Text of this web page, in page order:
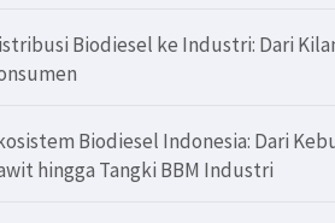
Biodiesel ke Industri: Dari
Biodiesel Indonesia: Dari
hingga Tangki BBM Industri